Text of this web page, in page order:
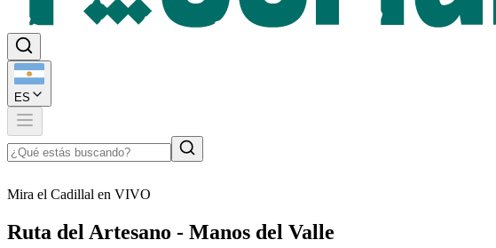
ES
Mira el Cadillal en VIVO
Ruta del Artesano - Manos del Valle